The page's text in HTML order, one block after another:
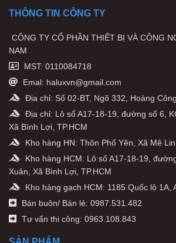
THÔNG TIN CÔNG TY
CÔNG TY CỔ PHẦN THIẾT BỊ VÀ CÔNG
NAM
MST: 0110084718
Emal: haluxvn@gmail.com
Địa chỉ: Số 02-BT, Ngõ 332, Hoàng
Địa chỉ: Lô số A17-18-19, đường số 6,
Xã Bình Lợi, TP.HCM
Kho hàng HN: Thôn Phố Yên, Xã Mê
Kho hàng HCM: Lô số A17-18-19,
Xuân, Xã Bình Lợi, TP.HCM
Kho hàng gạch HCM: 1185 Quốc lộ 1A,
Bán buôn/ Bán lẻ: 0987.531.482
Tư vấn thi công: 0963.108.843